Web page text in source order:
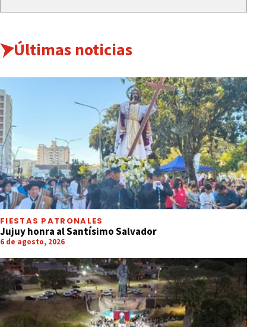
Últimas noticias
FIESTAS PATRONALES
Jujuy honra al Santísimo Salvador
6 de agosto, 2026